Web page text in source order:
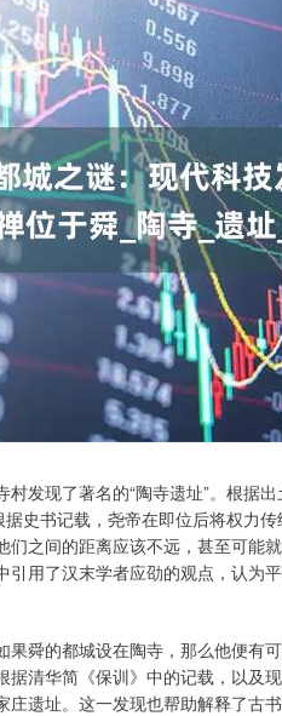
发现了著名的“陶寺遗址”。根据
史书记载，尧帝在即位后将权力
之间的距离应该不远，甚至可能
用了汉末学者应劭的观点，认为
舜的都城设在陶寺，那么他便有
清华简《保训》中的记载，以及
遗址。这一发现也帮助解释了古